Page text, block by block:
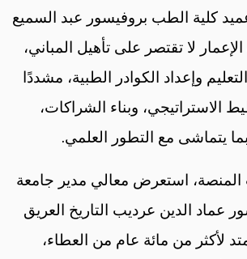
كلية الطب بروفيسور عبد السميع
لا تقتصر على تأهيل المباني،
وإعداد الكوادر الطبية، مشددًا
الاستراتيجي، وبناء الشراكات،
يتماشى مع التطور العلمي.
استعرض معالي مدير جامعة
عماد الدين عرديب التاريخ العريق
لأكثر من مائة عام من العطاء،